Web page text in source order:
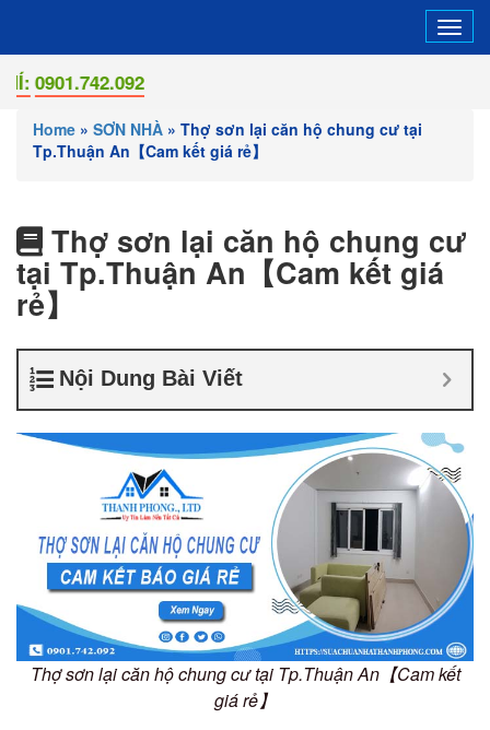
Home » SƠN NHÀ » Thợ sơn lại căn hộ chung cư tại
Tp.Thuận An【Cam kết giá rẻ】
Thợ sơn lại căn hộ chung cư
tại Tp.Thuận An【Cam kết giá
rẻ】
Nội Dung Bài Viết
Thợ sơn lại căn hộ chung cư tại Tp.Thuận An【Cam kết
giá rẻ】